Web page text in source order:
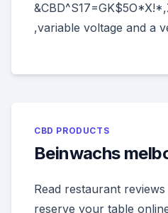
,variable voltage and a
CBD PRODUCTS
Beinwachs
Read restaurant
reserve your table